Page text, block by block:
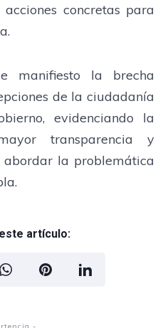
concretas para
manifiesto la brecha
de la ciudadanía
evidenciando la
transparencia y
abordar la problemática
artículo:
-